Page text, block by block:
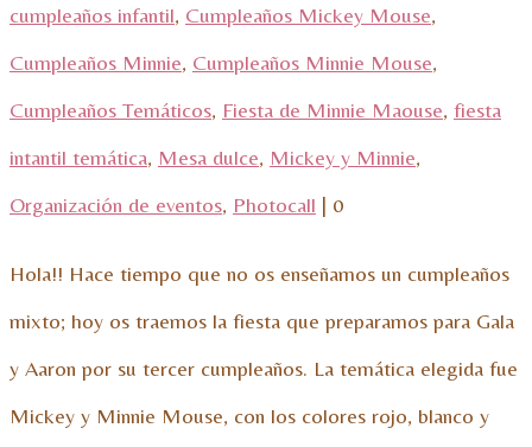
cumpleaños infantil, Cumpleaños Mickey Mouse,
Cumpleaños Minnie, Cumpleaños Minnie Mouse,
Cumpleaños Temáticos, Fiesta de Minnie Maouse, fiesta
intantil temática, Mesa dulce, Mickey y Minnie,
Organización de eventos, Photocall | 0
Hola!! Hace tiempo que no os enseñamos un cumpleaños
mixto; hoy os traemos la fiesta que preparamos para Gala
y Aaron por su tercer cumpleaños. La temática elegida fue
Mickey y Minnie Mouse, con los colores rojo, blanco y